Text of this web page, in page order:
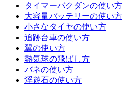
タイマーバクダンの使い方
大容量バッテリーの使い方
小さなタイヤの使い方
追跡台車の使い方
翼の使い方
熱気球の飛ばし方
バネの使い方
浮遊石の使い方